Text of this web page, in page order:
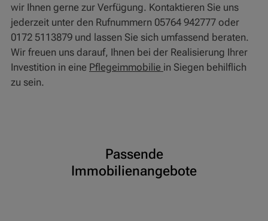
wir Ihnen gerne zur Verfügung. Kontaktieren Sie uns
jederzeit unter den Rufnummern 05764 942777 oder
0172 5113879 und lassen Sie sich umfassend beraten.
Wir freuen uns darauf, Ihnen bei der Realisierung Ihrer
Investition in eine Pflegeimmobilie in Siegen behilflich
zu sein.
Passende
Immobilienangebote